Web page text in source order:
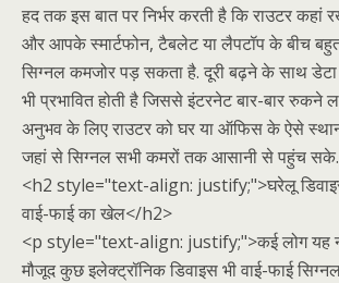
हद तक इस बात पर निर्भर करती है कि राउटर कहां
और आपके स्मार्टफोन, टैबलेट या लैपटॉप के बीच
सिग्नल कमजोर पड़ सकता है. दूरी बढ़ने के साथ डेटा
भी प्रभावित होती है जिससे इंटरनेट बार-बार रुकने
अनुभव के लिए राउटर को घर या ऑफिस के ऐसे स्थान
जहां से सिग्नल सभी कमरों तक आसानी से पहुंच
<h2 style="text-align: justify;">घरेलू
वाई-फाई का खेल</h2>
<p style="text-align: justify;">कई लोग यह
मौजूद कुछ इलेक्ट्रॉनिक डिवाइस भी वाई-फाई